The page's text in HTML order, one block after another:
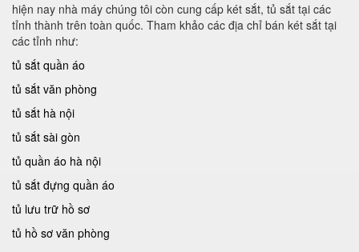
hiện nay nhà máy chúng tôi còn cung cấp két sắt, tủ sắt tại các
tỉnh thành trên toàn quốc. Tham khảo các địa chỉ bán két sắt tại
các tỉnh như:
tủ sắt quần áo
tủ sắt văn phòng
tủ sắt hà nội
tủ sắt sài gòn
tủ quần áo hà nội
tủ sắt đựng quần áo
tủ lưu trữ hồ sơ
tủ hồ sơ văn phòng